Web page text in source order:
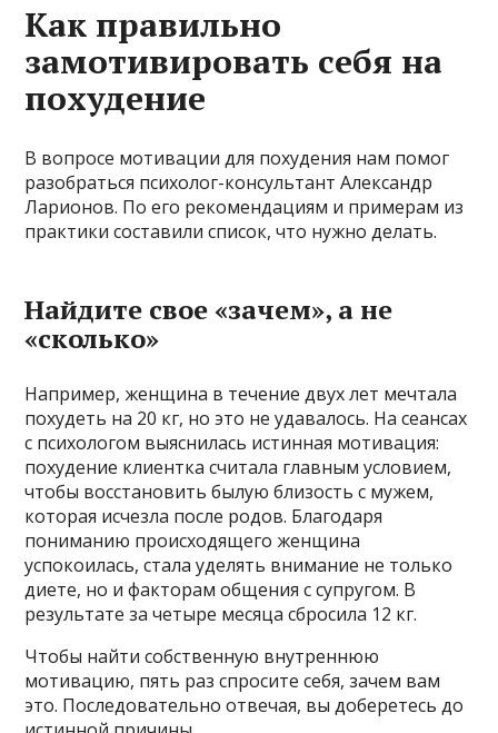
Как правильно
замотивировать себя на
похудение
В вопросе мотивации для похудения нам помог
разобраться психолог-консультант Александр
Ларионов. По его рекомендациям и примерам из
практики составили список, что нужно делать.
Найдите свое «зачем», а не
«сколько»
Например, женщина в течение двух лет мечтала
похудеть на 20 кг, но это не удавалось. На сеансах
с психологом выяснилась истинная мотивация:
похудение клиентка считала главным условием,
чтобы восстановить былую близость с мужем,
которая исчезла после родов. Благодаря
пониманию происходящего женщина
успокоилась, стала уделять внимание не только
диете, но и факторам общения с супругом. В
результате за четыре месяца сбросила 12 кг.
Чтобы найти собственную внутреннюю
мотивацию, пять раз спросите себя, зачем вам
это. Последовательно отвечая, вы доберетесь до